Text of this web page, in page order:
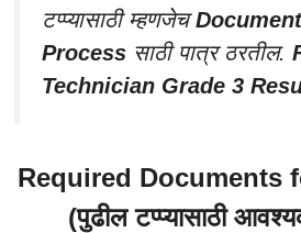
टप्प्यासाठी म्हणजेच
Process साठी पात्र ठरतील.
Technician Grade 3
Required Documents
(पुढील टप्प्यासाठी